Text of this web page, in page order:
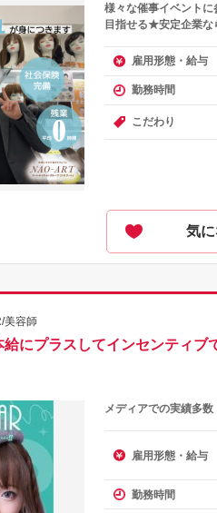
様々な催事イベント
目指せる★安定企業な
雇用形態・給与
勤務時間
こだわり
気
美容師
プラスしてインセンティブ
メディアでの実績多
雇用形態・給与
勤務時間